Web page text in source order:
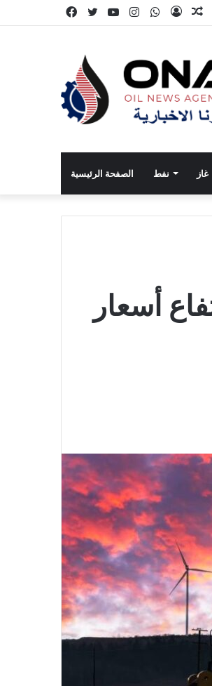
إضافة مقال تسجيل واتسابانستقرام
يوتيوب تويتر
الصفحة الرئيسية نفط غاز
أسعار